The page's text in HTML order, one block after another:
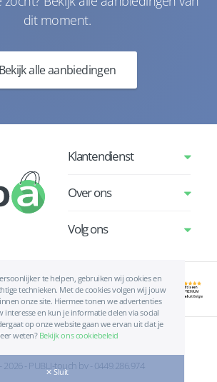
dit moment.
Bekijk alle aanbiedingen
te helpen, gebruiken wij cookies en
technieken. Met de cookies volgen wij jouw
onze site. Hiermee tonen we advertenties
interesse en kun je informatie delen via social
op onze website gaan we ervan uit dat je
weten? Bekijk ons cookiebeleid
✕ Sluit
Klantendienst
Over ons
Volg ons
| Privacyverklaring
2026 - PUBLI-touch bv - 0449.286.974